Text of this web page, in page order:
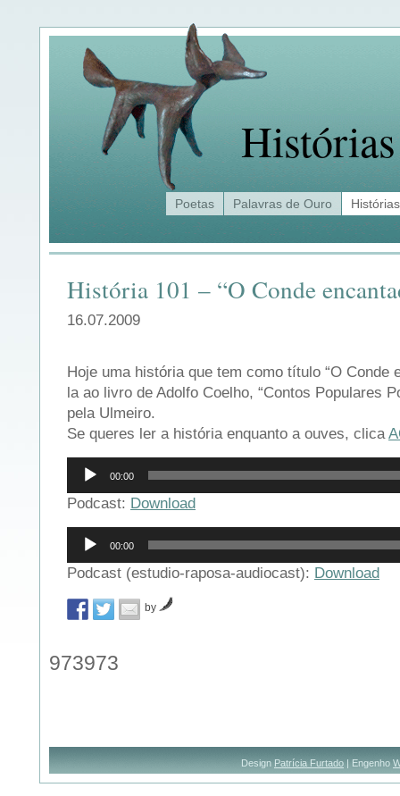
Histórias
Poetas Palavras de Ouro Histórias
História 101 – “O Conde
16.07.2009
Hoje uma história que tem como título “O Conde
la ao livro de Adolfo Coelho, “Contos Populares
pela Ulmeiro.
Se queres ler a história enquanto a ouves, clica
Reprodutor
áudio
00:00
Podcast: Download
Reprodutor
áudio
00:00
Podcast (estudio-raposa-audiocast): Download
by
973973
Design Patrícia Furtado | Engenho